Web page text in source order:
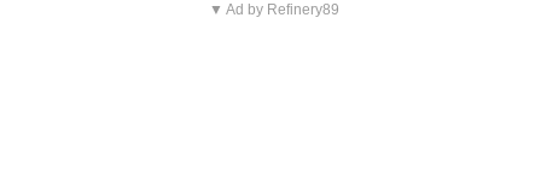
▼ Ad by Refinery89